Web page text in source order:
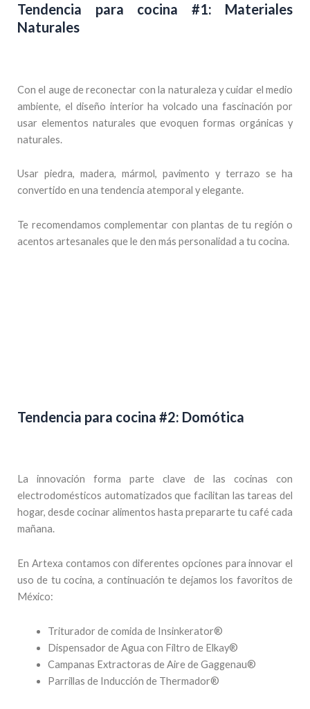
Tendencia para cocina #1: Materiales
Naturales
Con el auge de reconectar con la naturaleza y cuidar el medio
ambiente, el diseño interior ha volcado una fascinación por
usar elementos naturales que evoquen formas orgánicas y
naturales.
Usar piedra, madera, mármol, pavimento y terrazo se ha
convertido en una tendencia atemporal y elegante.
Te recomendamos complementar con plantas de tu región o
acentos artesanales que le den más personalidad a tu cocina.
Tendencia para cocina #2: Domótica
La innovación forma parte clave de las cocinas con
electrodomésticos automatizados que facilitan las tareas del
hogar, desde cocinar alimentos hasta prepararte tu café cada
mañana.
En Artexa contamos con diferentes opciones para innovar el
uso de tu cocina, a continuación te dejamos los favoritos de
México:
Triturador de comida de Insinkerator®
Dispensador de Agua con Filtro de Elkay®
Campanas Extractoras de Aire de Gaggenau®
Parrillas de Inducción de Thermador®